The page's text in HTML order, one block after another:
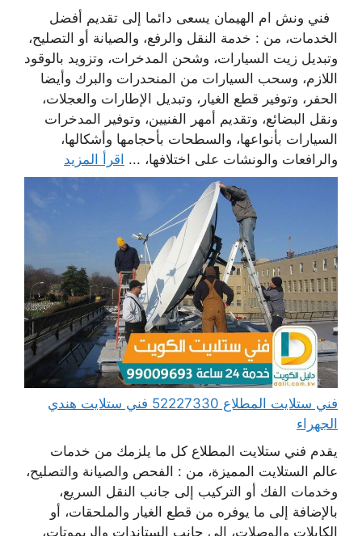
فني ونش ام الهيمان يسعى دائما إلى تقديم أفضل
الخدمات، من : خدمة النقل والرفع، والصيانة أو التصليح،
وتبديل زيت السيارات، وشحن المدخرات، وتزويد بالوقود
اللازم، وسحب السيارات من المنحدرات والبرك وأيضا
الحفر، وتوفير قطع الغيار، وتبديل الإطارات والعجلات،
ونقل البضائع، وتقديم أمهر الفنيين، وتوفير المدخرات
السيارات بأنواعها، والسطحات بأحجامها وأشكالها،
والرافعات والونشات على اختلافها، ... اقرأ المزيد
فني ستلايت المطلاع 52227330 فني ستلايت هندي
الجهراء
يقدم فني ستلايت المطلاع كل ما يلزمك من خدمات
عالم الستلايت المميزة، من : الفحص والصيانة والتصليح،
وخدمات الفك أو التركيب إلى جانب النقل السريع،
بالإضافة إلى ما يوفره من قطع الغيار والملحقات، أو
الكابلات والوصلات، إلى جانب الستاندات والريموتات،